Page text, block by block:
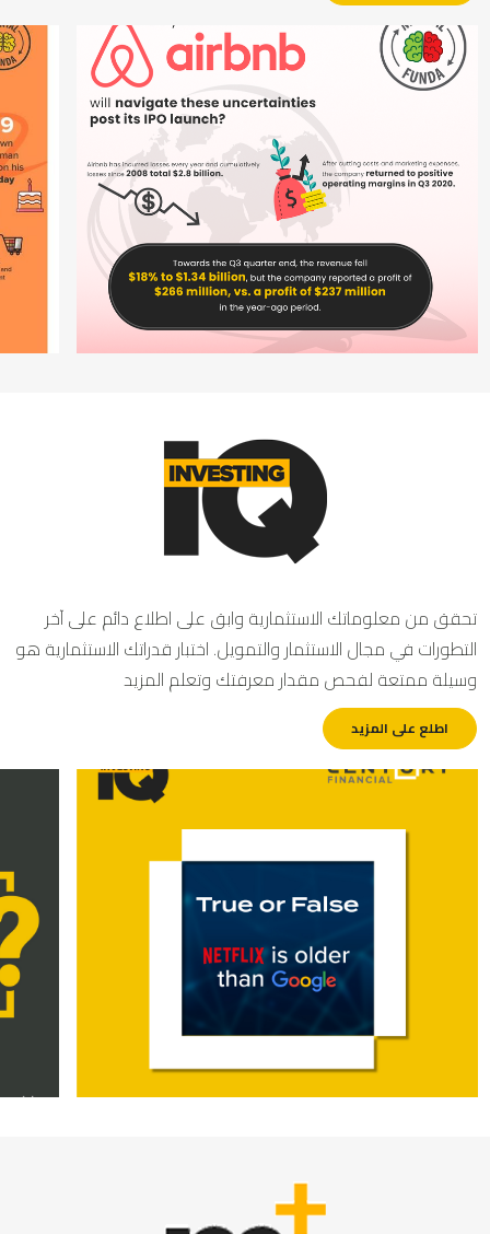
من معلوماتك الاستثمارية وابق على اطلاع دائم على آخر
في مجال الاستثمار والتمويل. اختبار قدراتك الاستثمارية هو
ممتعة لفحص مقدار معرفتك وتعلم المزيد
اطلع على المزيد